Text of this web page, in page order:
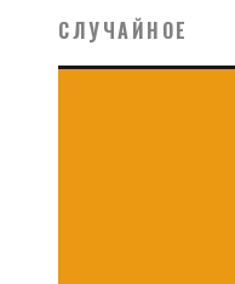
СЛУЧАЙНОЕ